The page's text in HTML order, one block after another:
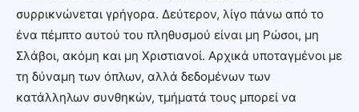
συρρικνώνεται γρήγορα. Δεύτερον, λίγο πάνω από το
ένα πέμπτο αυτού του πληθυσμού είναι μη Ρώσοι, μη
Σλάβοι, ακόμη και μη Χριστιανοί. Αρχικά υποταγμένοι με
τη δύναμη των όπλων, αλλά δεδομένων των
κατάλληλων συνθηκών, τμήματά τους μπορεί να